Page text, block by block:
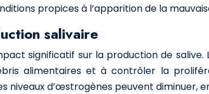
propices à l’apparition de la
salivaire
significatif sur la production de salive.
alimentaires et à contrôler la
d’œstrogènes peuvent diminuer,